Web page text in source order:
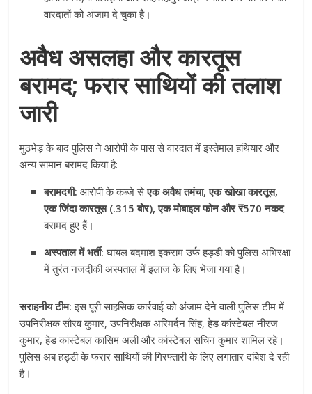
वारदातों को अंजाम दे चुका है।
अवैध असलहा और कारतूस
बरामद; फरार साथियों की तलाश
जारी
मुठभेड़ के बाद पुलिस ने आरोपी के पास से वारदात में इस्तेमाल हथियार और
अन्य सामान बरामद किया है:
बरामदगी: आरोपी के कब्जे सेएक अवैध तमंचा, एक खोखा कारतूस,
एक जिंदा कारतूस (.315 बोर), एक मोबाइल फोन और ₹570 नकद
बरामद हुए हैं।
अस्पताल में भर्ती: घायल बदमाश इकराम उर्फ हड्डी को पुलिस अभिरक्षा
में तुरंत नजदीकी अस्पताल में इलाज के लिए भेजा गया है।
सराहनीय टीम: इस पूरी साहसिक कार्रवाई को अंजाम देने वाली पुलिस टीम में
उपनिरीक्षक सौरव कुमार, उपनिरीक्षक अरिमर्दन सिंह, हेड कांस्टेबल नीरज
कुमार, हेड कांस्टेबल कासिम अली और कांस्टेबल सचिन कुमार शामिल रहे।
पुलिस अब हड्डी के फरार साथियों की गिरफ्तारी के लिए लगातार दबिश दे रही
है।